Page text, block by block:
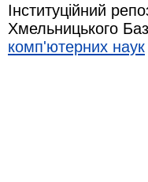
Інституційний
Хмельницького
комп'ютерних наук